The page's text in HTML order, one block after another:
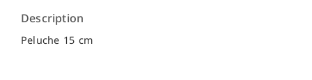
Description
Peluche 15 cm